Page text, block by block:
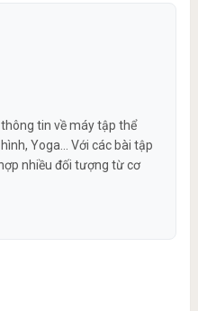
thông tin về máy tập thể
Yoga... Với các bài tập
nhiều đối tượng từ cơ